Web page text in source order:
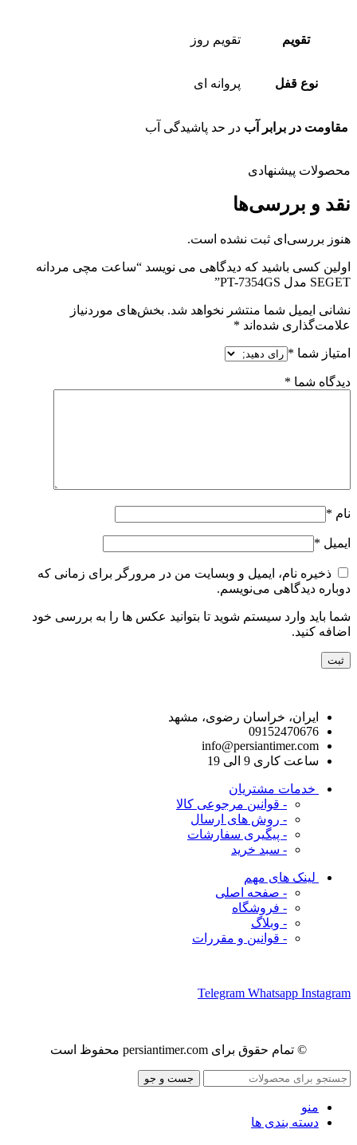
تقویم تقویم روز
نوع قفل پروانه ای
مقاومت در برابر آب در حد پاشیدگی آب
محصولات پیشنهادی
نقد و بررسی‌ها
هنوز بررسی‌ای ثبت نشده است.
اولین کسی باشید که دیدگاهی می نویسد “ساعت مچی مردانه
SEGET مدل PT-7354GS”
نشانی ایمیل شما منتشر نخواهد شد. بخش‌های موردنیاز
علامت‌گذاری شده‌اند *
امتیاز شما *
دیدگاه شما *
نام *
ایمیل *
ذخیره نام، ایمیل و وبسایت من در مرورگر برای زمانی که
دوباره دیدگاهی می‌نویسم.
شما باید وارد سیستم شوید تا بتوانید عکس ها را به بررسی خود
اضافه کنید.
ایران، خراسان رضوی، مشهد
09152470676
info@persiantimer.com
ساعت کاری 9 الی 19
خدمات مشتریان
- قوانین مرجوعی کالا
- روش های ارسال
- پیگیری سفارشات
- سبد خرید
لینک های مهم
- صفحه اصلی
- فروشگاه
- وبلاگ
- قوانین و مقررات
Telegram Whatsapp Instagram
© تمام حقوق برای persiantimer.com محفوظ است
جست و جو
منو
دسته بندی ها